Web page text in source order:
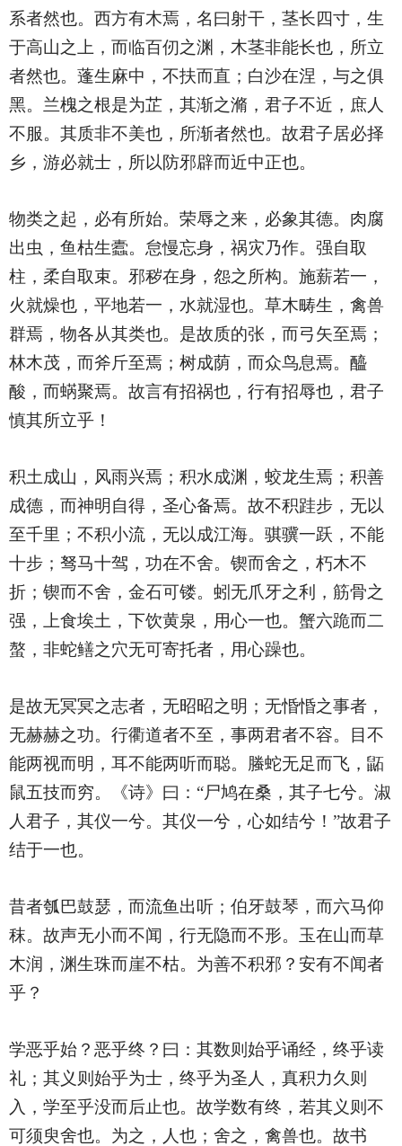
系者然也。西方有木焉，名曰射干，茎长四寸，生
于高山之上，而临百仞之渊，木茎非能长也，所立
者然也。蓬生麻中，不扶而直；白沙在涅，与之俱
黑。兰槐之根是为芷，其渐之滫，君子不近，庶人
不服。其质非不美也，所渐者然也。故君子居必择
乡，游必就士，所以防邪辟而近中正也。
物类之起，必有所始。荣辱之来，必象其德。肉腐
出虫，鱼枯生蠹。怠慢忘身，祸灾乃作。强自取
柱，柔自取束。邪秽在身，怨之所构。施薪若一，
火就燥也，平地若一，水就湿也。草木畴生，禽兽
群焉，物各从其类也。是故质的张，而弓矢至焉；
林木茂，而斧斤至焉；树成荫，而众鸟息焉。醯
酸，而蜹聚焉。故言有招祸也，行有招辱也，君子
慎其所立乎！
积土成山，风雨兴焉；积水成渊，蛟龙生焉；积善
成德，而神明自得，圣心备焉。故不积跬步，无以
至千里；不积小流，无以成江海。骐骥一跃，不能
十步；驽马十驾，功在不舍。锲而舍之，朽木不
折；锲而不舍，金石可镂。蚓无爪牙之利，筋骨之
强，上食埃土，下饮黄泉，用心一也。蟹六跪而二
螯，非蛇鳝之穴无可寄托者，用心躁也。
是故无冥冥之志者，无昭昭之明；无惛惛之事者，
无赫赫之功。行衢道者不至，事两君者不容。目不
能两视而明，耳不能两听而聪。螣蛇无足而飞，鼫
鼠五技而穷。《诗》曰：“尸鸠在桑，其子七兮。淑
人君子，其仪一兮。其仪一兮，心如结兮！”故君子
结于一也。
昔者瓠巴鼓瑟，而流鱼出听；伯牙鼓琴，而六马仰
秣。故声无小而不闻，行无隐而不形。玉在山而草
木润，渊生珠而崖不枯。为善不积邪？安有不闻者
乎？
学恶乎始？恶乎终？曰：其数则始乎诵经，终乎读
礼；其义则始乎为士，终乎为圣人，真积力久则
入，学至乎没而后止也。故学数有终，若其义则不
可须臾舍也。为之，人也；舍之，禽兽也。故书